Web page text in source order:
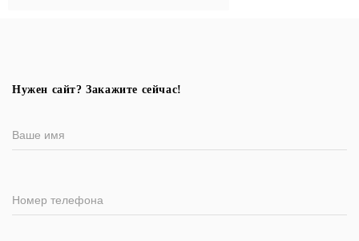
Нужен сайт? Закажите сейчас!
Ваше имя
Номер телефона